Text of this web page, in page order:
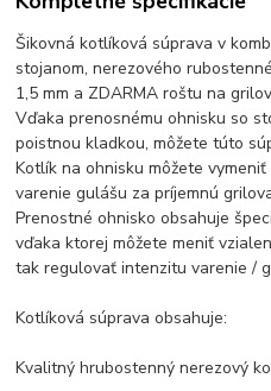
Šikovná kotlíková súprava v
stojanom, nerezového
1,5 mm a ZDARMA roštu na
Vďaka prenosnému ohnisku so
poistnou kladkou, môžete túto
Kotlík na ohnisku môžete
varenie gulášu za príjemnú
Prenostné ohnisko obsahuje
vďaka ktorej môžete meniť
tak regulovať intenzitu varenie /
Kotlíková súprava obsahuje:
Kvalitný hrubostenný nerezový